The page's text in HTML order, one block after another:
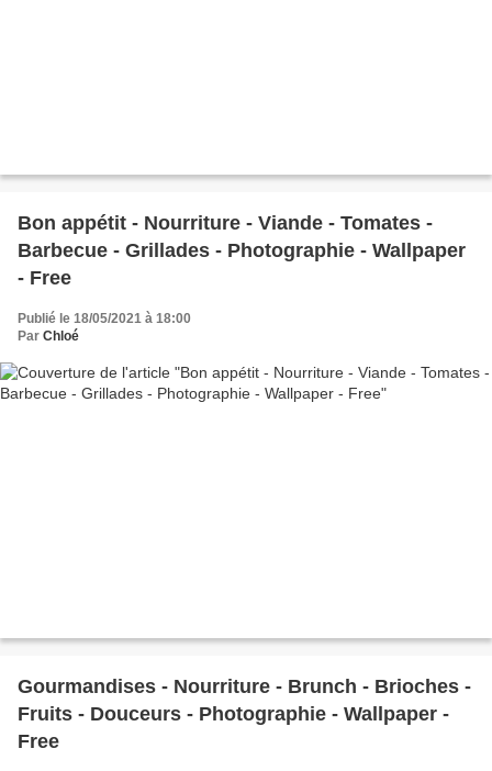
Bon appétit - Nourriture - Viande - Tomates -
Barbecue - Grillades - Photographie - Wallpaper
- Free
Publié le 18/05/2021 à 18:00
Par Chloé
Gourmandises - Nourriture - Brunch - Brioches -
Fruits - Douceurs - Photographie - Wallpaper -
Free